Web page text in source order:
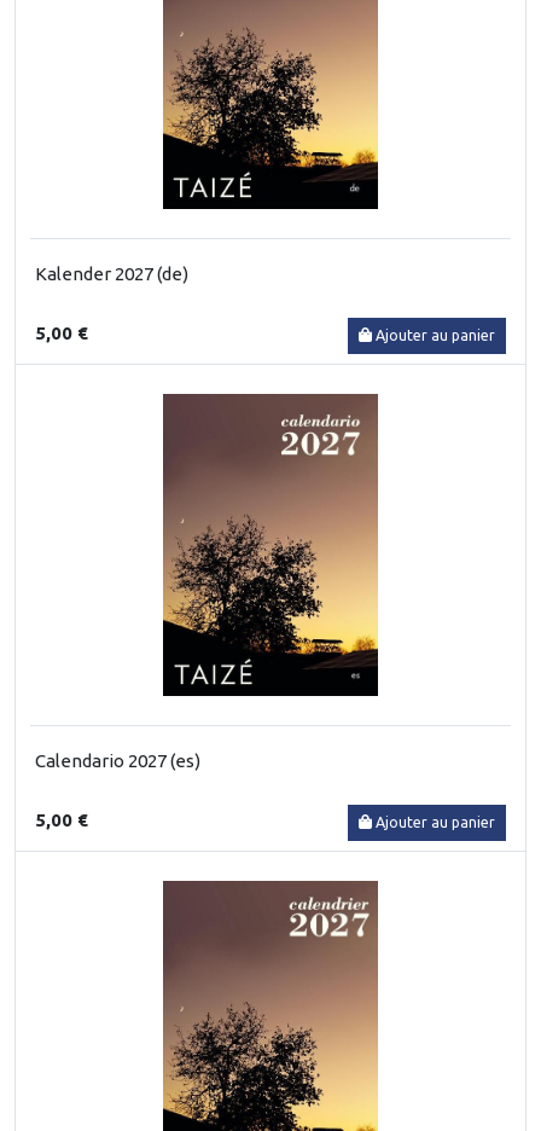
Kalender 2027 (de)
5,00 € Ajouter au panier
Calendario 2027 (es)
5,00 € Ajouter au panier